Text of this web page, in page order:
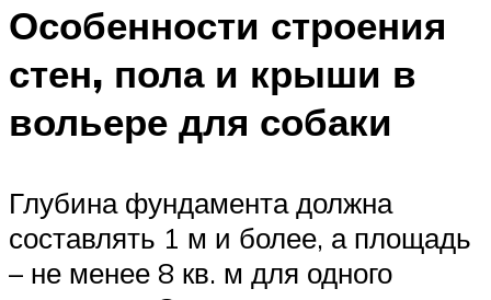
Особенности строения
стен, пола и крыши в
вольере для собаки
Глубина фундамента должна
составлять 1 м и более, а площадь
– не менее 8 кв. м для одного